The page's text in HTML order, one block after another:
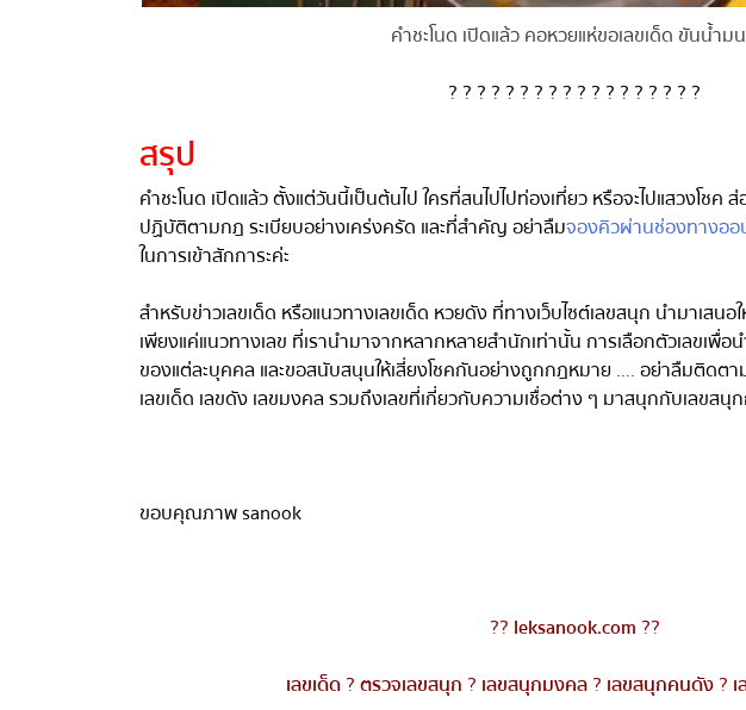
คำชะโนด เปิดแล้ว คอหวยแห่ขอเลขเด็ด ขันน้ำมน
? ? ? ? ? ? ? ? ? ? ? ? ? ? ? ? ?
สรุป
คำชะโนด เปิดแล้ว ตั้งแต่วันนี้เป็นต้นไป ใครที่สนไปไปท่องเที่ยว หรือจะไปแสวงโชค
ปฏิบัติตามกฎ ระเบียบอย่างเคร่งครัด และที่สำคัญ อย่าลืมจองคิวผ่านช่องทางออน
ในการเข้าสักการะค่ะ
สำหรับข่าวเลขเด็ดหรือแนวทางเลขเด็ด หวยดัง ที่ทางเว็บไซต์เลขสนุกนำมาเสนอใ
เพียงแค่แนวทางเลข ที่เรานำมาจากหลากหลายสำนักเท่านั้น การเลือกตัวเลขเพื่อ
ของแต่ละบุคคล และขอสนับสนุนให้เสี่ยงโชคกันอย่างถูกกฎหมาย….อย่าลืมติดตาม
เลขเด็ดเลขดังเลขมงคลรวมถึงเลขที่เกี่ยวกับความเชื่อต่าง ๆ มาสนุกกับเลขสนุก
ขอบคุณภาพ sanook
??leksanook.com??
เลขเด็ด? ตรวจเลขสนุก? เลขสนุกมงคล? เลขสนุกคนดัง? เ